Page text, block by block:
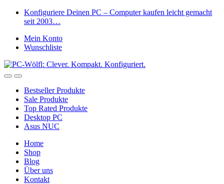
Skip
Skip
Konfiguriere Deinen PC – Computer kaufen leicht gemacht
seit 2003…
Mein Konto
Wunschliste
OpenClose
Bestseller Produkte
Sale Produkte
Top Rated Produkte
Desktop PC
Asus NUC
Home
Shop
Blog
Über uns
Kontakt